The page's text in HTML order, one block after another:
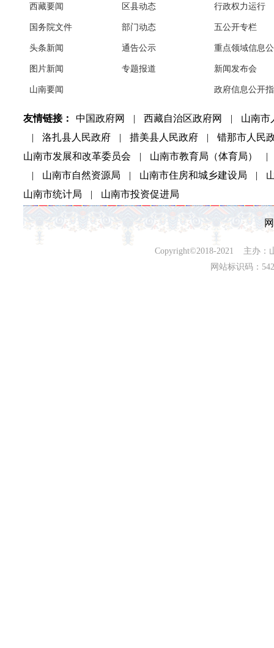
西藏要闻
国务院文件
头条新闻
图片新闻
山南要闻
区县动态
部门动态
通告公示
专题报道
行政权力运行
五公开专栏
重点领域信息
新闻发布会
政府信息公开
友情链接： 中国政府网 | 西藏自治区政府网 |
山南市
|
洛扎县人民政府 | 措美县人民政府 |
错那市人民
山南市发展和改革委员会
| 山南市教育局（体育局）
|
|
山南市自然资源局 | 山南市住房和城乡建设局 |
山南市统计局
| 山南市投资促进局
Copyright©2018-2021 主办：
网站标识码：